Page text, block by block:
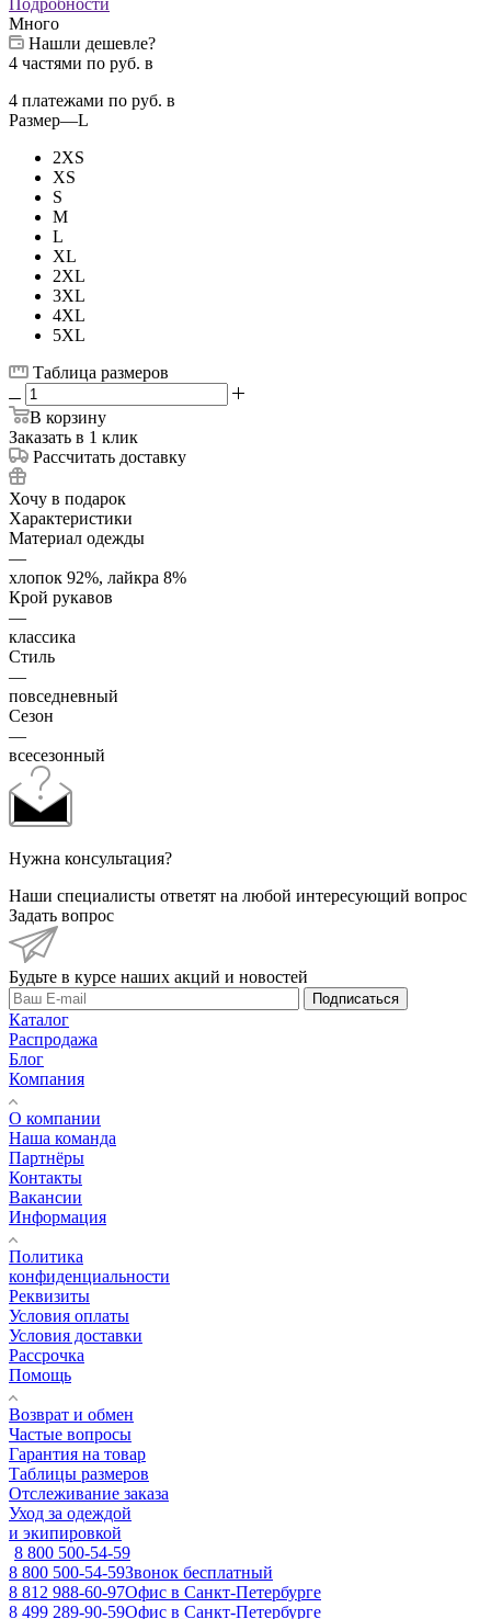
Много
Нашли дешевле?
4 частями по руб. в
4 платежами по руб. в
Размер—L
2XS
XS
S
M
L
XL
2XL
3XL
4XL
5XL
Таблица размеров
В корзину
Заказать в 1 клик
Рассчитать доставку
Хочу в подарок
Характеристики
Материал одежды
—
хлопок 92%, лайкра 8%
Крой рукавов
—
классика
Стиль
—
повседневный
Сезон
—
всесезонный
Нужна консультация?
Наши специалисты ответят на любой интересующий вопрос
Задать вопрос
Будьте в курсе наших акций и новостей
Подписаться
Каталог
Распродажа
Блог
Компания
О компании
Наша команда
Партнёры
Контакты
Вакансии
Информация
Политика
конфиденциальности
Реквизиты
Условия оплаты
Условия доставки
Рассрочка
Помощь
Возврат и обмен
Частые вопросы
Гарантия на товар
Таблицы размеров
Отслеживание заказа
Уход за одеждой
и экипировкой
8 800 500-54-59
8 800 500-54-59Звонок бесплатный
8 812 988-60-97Офис в Санкт-Петербурге
8 499 289-90-59Офис в Санкт-Петербурге